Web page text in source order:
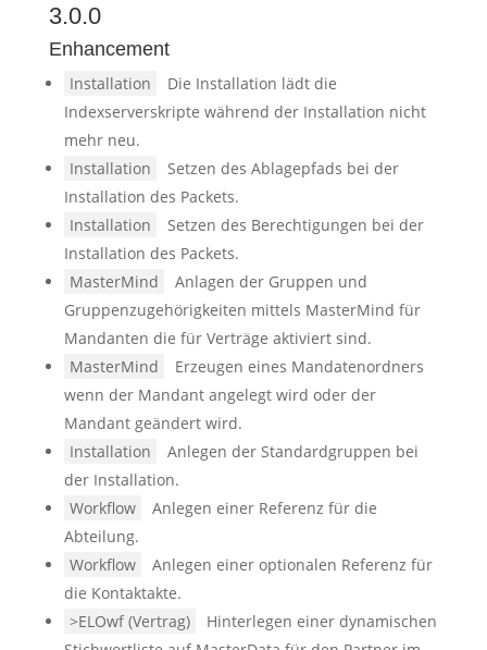
3.0.0
Enhancement
Installation
Die Installation lädt die
Indexserverskripte während der Installation nicht
mehr neu.
Installation
Setzen des Ablagepfads bei der
Installation des Packets.
Installation
Setzen des Berechtigungen bei der
Installation des Packets.
MasterMind
Anlagen der Gruppen und
Gruppenzugehörigkeiten mittels MasterMind für
Mandanten die für Verträge aktiviert sind.
MasterMind
Erzeugen eines Mandatenordners
wenn der Mandant angelegt wird oder der
Mandant geändert wird.
Installation
Anlegen der Standardgruppen bei
der Installation.
Workflow
Anlegen einer Referenz für die
Abteilung.
Workflow
Anlegen einer optionalen Referenz für
die Kontaktakte.
>ELOwf (Vertrag)
Hinterlegen einer dynamischen